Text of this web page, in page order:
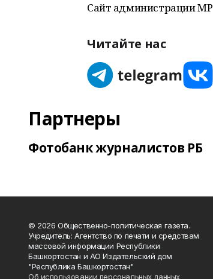
Сайт администрации МР
Читайте нас
Партнеры
Фотобанк журналистов РБ
© 2026 Общественно-политическая газета.
Учредитель: Агентство по печати и средствам
массовой информации Республики
Башкортостан и АО Издательский дом
"Республика Башкортостан"
Об использовании персональных данных